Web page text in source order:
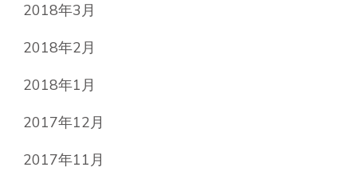
2018年3月
2018年2月
2018年1月
2017年12月
2017年11月